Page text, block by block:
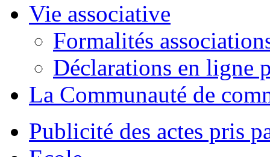
Vie associative
Formalités
Déclarations en ligne
La Communauté de
Publicité des actes pris